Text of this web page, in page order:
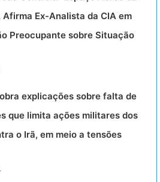
Afirma Ex-Analista da CIA em
Preocupante sobre Situação
explicações sobre falta de
que limita ações militares dos
o Irã, em meio a tensões